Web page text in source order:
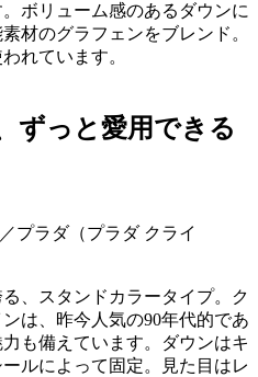
ボリューム感のあるダウンに
材のグラフェンをブレンド。
れています。
ずっと愛用できる
プラダ（プラダ クライ
、スタンドカラータイプ。ク
は、昨今人気の90年代的であ
も備えています。ダウンはキ
ルによって固定。見た目はレ